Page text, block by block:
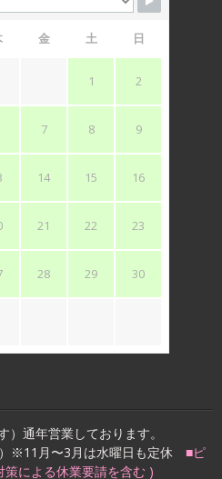
金 土 日
1 2
7 8 9
14 15 16
21 22 23
28 29 30
通年営業しております。
※11月〜3月は水曜日も定休 ■ピ
策による休業要請を含む )